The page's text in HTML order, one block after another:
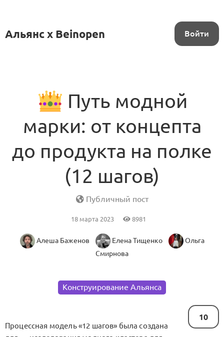
Альянс x Beinopen Войти
Путь модной
марки: от концепта
до продукта на полке
(12 шагов)
Публичный пост
18 марта 2023 8981
Алеша Баженов Елена Тищенко
Ольга
Смирнова
Конструирование Альянса
10
Процессная модель «12 шагов» была создана